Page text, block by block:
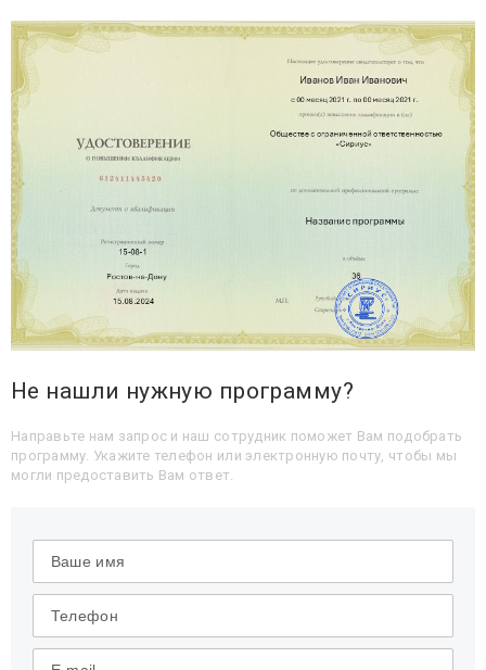
Не нашли нужную программу?
Направьте нам запрос и наш сотрудник поможет Вам подобрать
программу. Укажите телефон или электронную почту, чтобы мы
могли предоставить Вам ответ.